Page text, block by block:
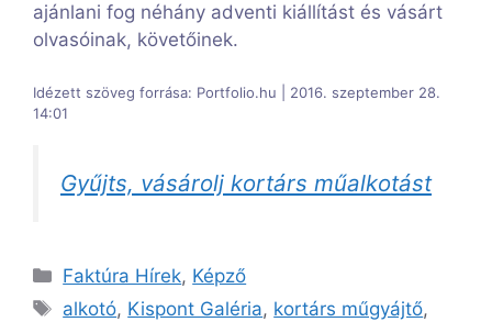
ajánlani fog néhány adventi kiállítást és vásárt
olvasóinak, követőinek.
Idézett szöveg forrása: Portfolio.hu | 2016. szeptember 28.
14:01
Gyűjts, vásárolj kortárs műalkotást
Kategória
Faktúra Hírek, Képző
Címkék
alkotó, Kispont Galéria, kortárs műgyájtő,